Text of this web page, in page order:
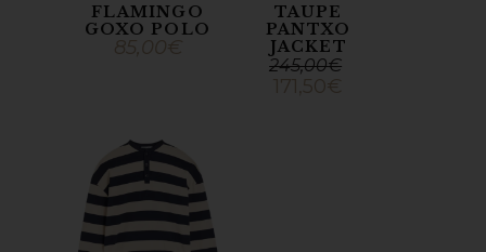
FLAMINGO
GOXO POLO
85,00€
TAUPE
PANTXO
JACKET
245,00€
171,50€